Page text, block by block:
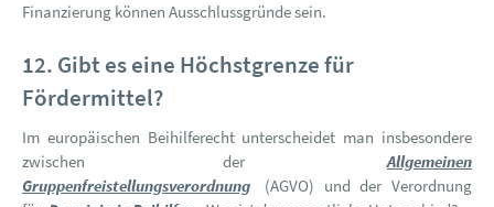
Finanzierung können Ausschlussgründe sein.
12. Gibt es eine Höchstgrenze für
Fördermittel?
Im europäischen Beihilferecht unterscheidet man insbesondere
zwischen der
Allgemeinen
Gruppenfreistellungsverordnung
(AGVO) und der Verordnung